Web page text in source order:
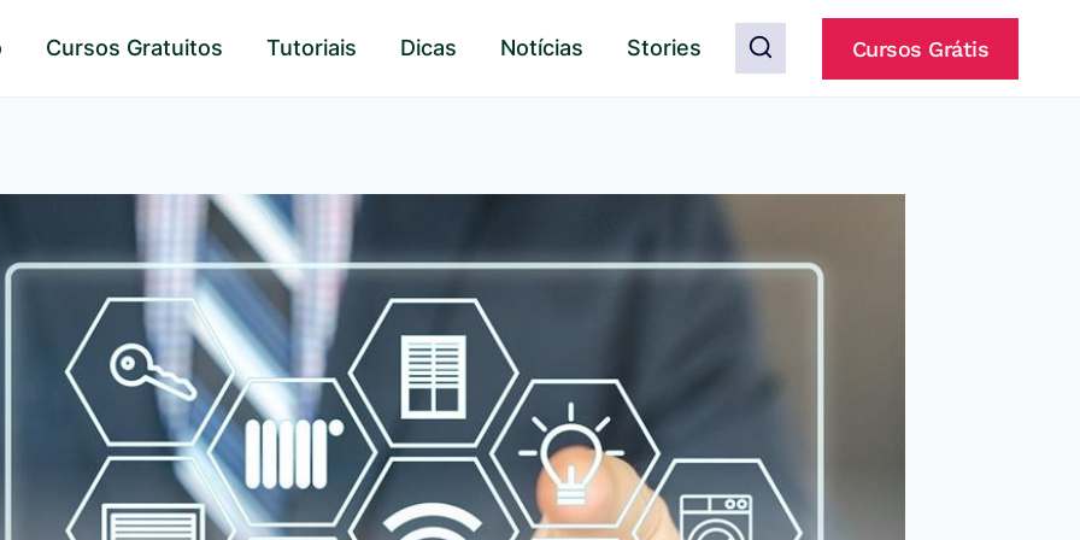
Cursos Gratuitos Tutoriais Dicas Notícias Stories Cursos Grátis